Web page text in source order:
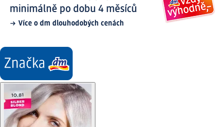
minimálně po dobu 4 měsíců
Více o dm dlouhodobých cenách